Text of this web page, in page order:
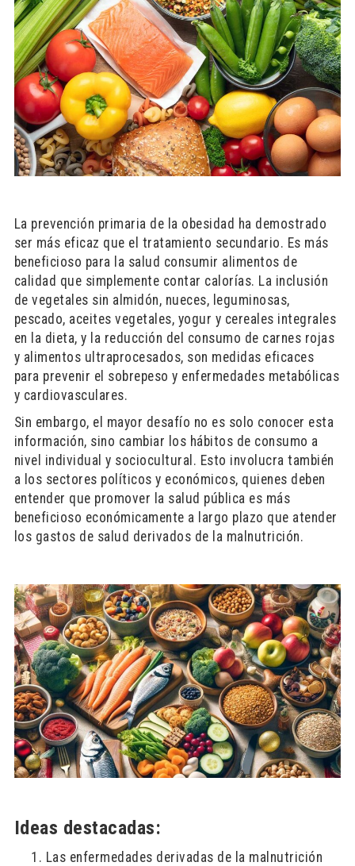
La prevención primaria de la obesidad ha demostrado
ser más eficaz que el tratamiento secundario. Es más
beneficioso para la salud consumir alimentos de
calidad que simplemente contar calorías. La inclusión
de vegetales sin almidón, nueces, leguminosas,
pescado, aceites vegetales, yogur y cereales integrales
en la dieta, y la reducción del consumo de carnes rojas
y alimentos ultraprocesados, son medidas eficaces
para prevenir el sobrepeso y enfermedades metabólicas
y cardiovasculares.
Sin embargo, el mayor desafío no es solo conocer esta
información, sino cambiar los hábitos de consumo a
nivel individual y sociocultural. Esto involucra también
a los sectores políticos y económicos, quienes deben
entender que promover la salud pública es más
beneficioso económicamente a largo plazo que atender
los gastos de salud derivados de la malnutrición.
Ideas destacadas:
Las enfermedades derivadas de la malnutrición